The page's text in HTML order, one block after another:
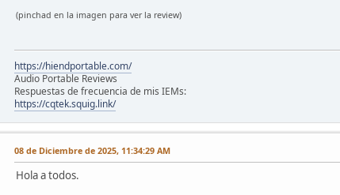
(pinchad en la imagen para ver la review)
https://hiendportable.com/
Audio Portable Reviews
Respuestas de frecuencia de mis IEMs:
https://cqtek.squig.link/
08 de Diciembre de 2025, 11:34:29 AM
Hola a todos.